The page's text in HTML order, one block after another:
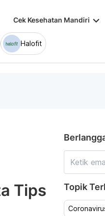
Cek Kesehatan Mandiri keyboard_arrow_down
Halofit
Tips
Topik